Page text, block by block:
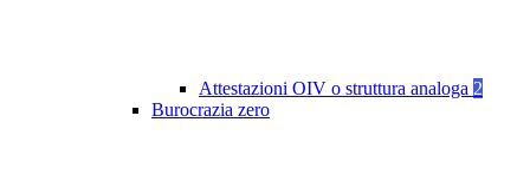
Attestazioni OIV o struttura analoga 2
Burocrazia zero